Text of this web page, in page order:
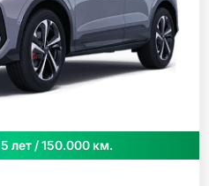
5 лет / 150.000 км.